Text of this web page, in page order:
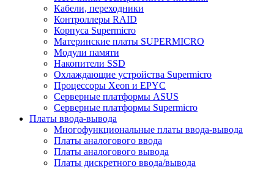
Кабели, переходники
Контроллеры RAID
Корпуса Supermicro
Материнские платы SUPERMICRO
Модули памяти
Накопители SSD
Охлаждающие устройства Supermicro
Процессоры Xeon и EPYC
Серверные платформы ASUS
Серверные платформы Supermicro
Платы ввода-вывода
Многофункциональные платы ввода-вывода
Платы аналогового ввода
Платы аналогового вывода
Платы дискретного ввода/вывода